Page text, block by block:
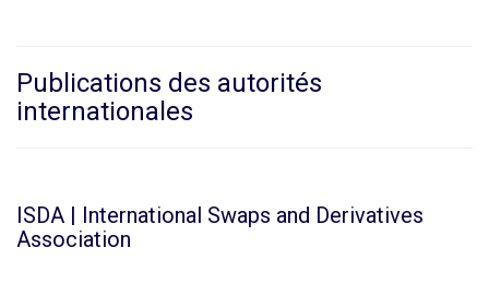
Publications des autorités
internationales
ISDA | International Swaps and Derivatives
Association